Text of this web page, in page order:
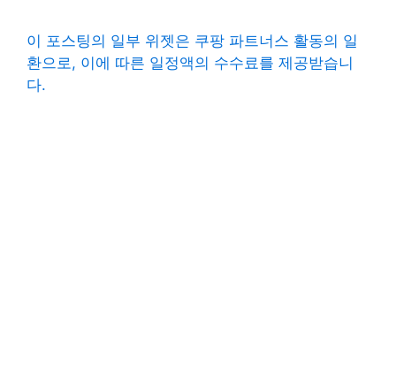
이 포스팅의 일부 위젯은 쿠팡 파트너스 활동의 일
환으로, 이에 따른 일정액의 수수료를 제공받습니
다.